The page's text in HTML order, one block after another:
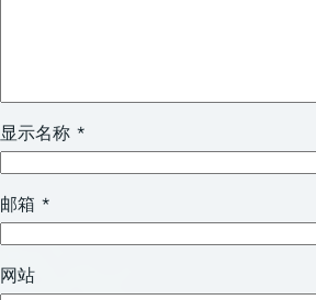
显示名称 *
邮箱 *
网站